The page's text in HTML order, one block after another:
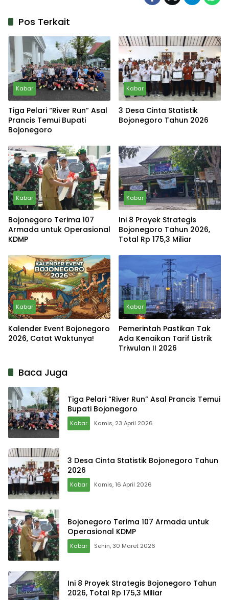
Pos Terkait
Kabar
Tiga Pelari “River Run” Asal
Prancis Temui Bupati
Bojonegoro
Kabar
3 Desa Cinta Statistik
Bojonegoro Tahun 2026
Kabar
Bojonegoro Terima 107
Armada untuk Operasional
KDMP
Kabar
Ini 8 Proyek Strategis
Bojonegoro Tahun 2026,
Total Rp 175,3 Miliar
Kabar
Kalender Event Bojonegoro
2026, Catat Waktunya!
Kabar
Pemerintah Pastikan Tak
Ada Kenaikan Tarif Listrik
Triwulan II 2026
Baca Juga
Tiga Pelari “River Run” Asal Prancis Temui
Bupati Bojonegoro
Kabar Kamis, 23 April 2026
3 Desa Cinta Statistik Bojonegoro Tahun
2026
Kabar Kamis, 16 April 2026
Bojonegoro Terima 107 Armada untuk
Operasional KDMP
Kabar Senin, 30 Maret 2026
Ini 8 Proyek Strategis Bojonegoro Tahun
2026, Total Rp 175,3 Miliar